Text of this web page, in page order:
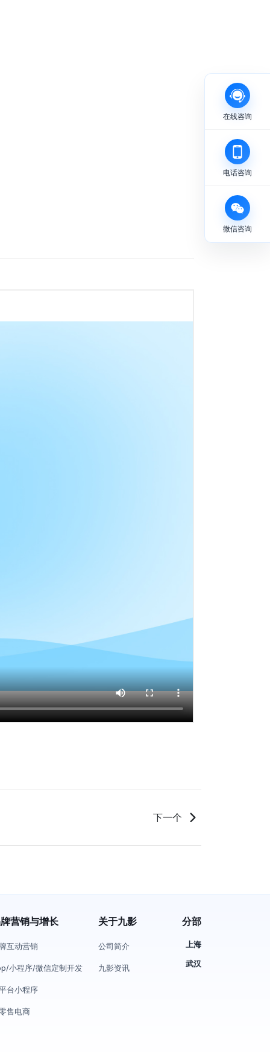
下一个
在线咨询
电话咨询
微信咨询
营销与增长
互动营销
小程序/微信定制开发
台小程序
售电商
关于九影
公司简介
九影资讯
分部
上海
武汉